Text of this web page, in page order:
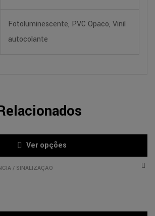
Fotoluminescente, PVC Opaco, Vinil
autocolante
Ver opções
/ SINALIZAÇÃO